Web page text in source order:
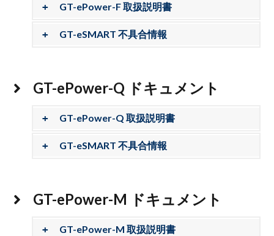
GT-ePower-F 取扱説明書
GT-eSMART 不具合情報
GT-ePower-Q ドキュメント
GT-ePower-Q 取扱説明書
GT-eSMART 不具合情報
GT-ePower-M ドキュメント
GT-ePower-M 取扱説明書